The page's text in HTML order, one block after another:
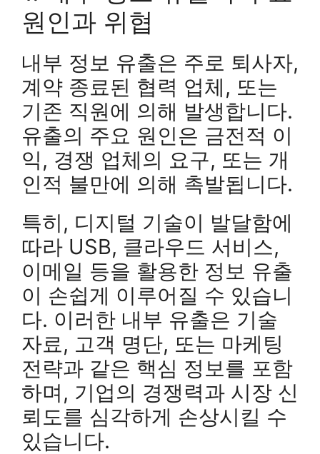
원인과 위협
내부 정보 유출은 주로 퇴사자,
계약 종료된 협력 업체, 또는
기존 직원에 의해 발생합니다.
유출의 주요 원인은 금전적 이
익, 경쟁 업체의 요구, 또는 개
인적 불만에 의해 촉발됩니다.
특히, 디지털 기술이 발달함에
따라 USB, 클라우드 서비스,
이메일 등을 활용한 정보 유출
이 손쉽게 이루어질 수 있습니
다. 이러한 내부 유출은 기술
자료, 고객 명단, 또는 마케팅
전략과 같은 핵심 정보를 포함
하며, 기업의 경쟁력과 시장 신
뢰도를 심각하게 손상시킬 수
있습니다.